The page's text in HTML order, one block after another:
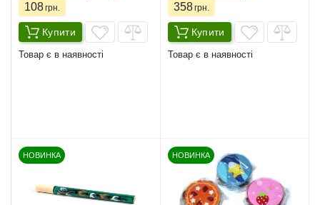
108грн.
Купити
Товар є в наявності
358грн.
Купити
Товар є в наявності
НОВИНКА НОВИНКА